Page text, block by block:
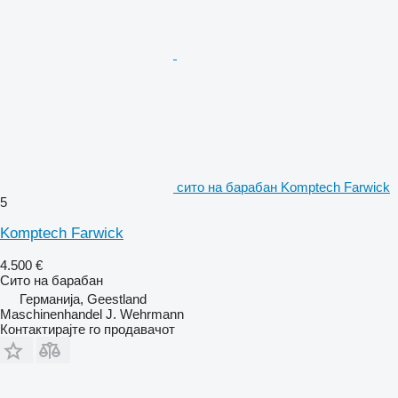
сито на барабан Komptech Farwick
5
Komptech Farwick
4.500 €
Сито на барабан
Германија, Geestland
Maschinenhandel J. Wehrmann
Контактирајте го продавачот